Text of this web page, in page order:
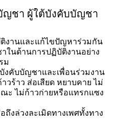
ญชา ผู้ใต้บังคับบัญชา
งานและแก้ไขปัญหาร่วมกัน
ในด้านการปฏิบัติงานอย่าง
ม
งคับบัญชาและเพื่อนร่วมงาน
วร้าว ส่อเสียด หยาบคาย ไม่
ะ ไม่ก้าวก่ายหรือแทรกแซง
งล่วงละเมิดทางเพศทั้งทาง